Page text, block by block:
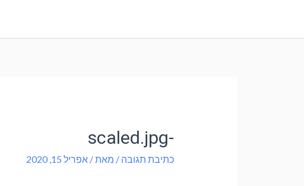
-scaled.jpg
כתיבת תגובה / מאת/ אפריל 15, 2020